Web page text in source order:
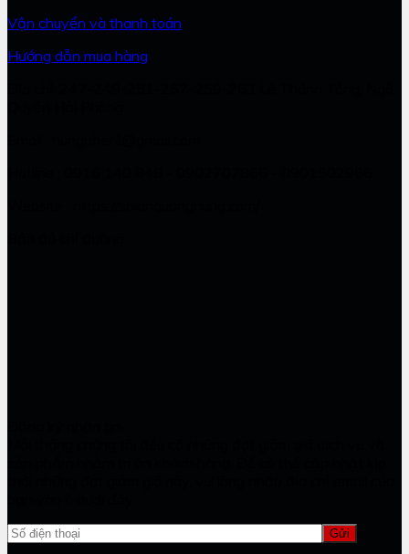
Vận chuyển và thanh toán
Hướng dẫn mua hàng